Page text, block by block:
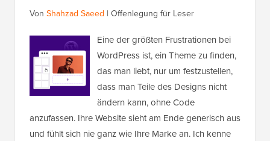
Von Shahzad Saeed | Offenlegung für Leser
Eine der größten Frustrationen bei
WordPress ist, ein Theme zu finden,
das man liebt, nur um festzustellen,
dass man Teile des Designs nicht
ändern kann, ohne Code
anzufassen. Ihre Website sieht am Ende generisch aus
und fühlt sich nie ganz wie Ihre Marke an. Ich kenne